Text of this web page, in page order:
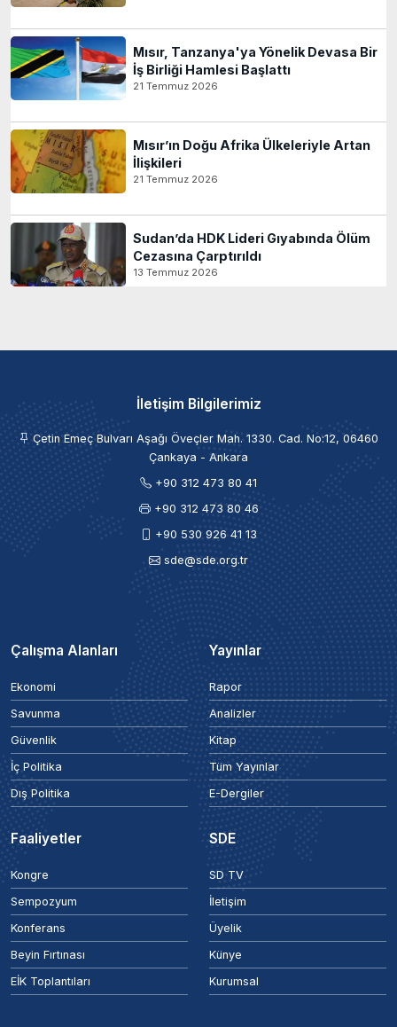
Mısır, Tanzanya'ya Yönelik Devasa Bir
İş Birliği Hamlesi Başlattı
21 Temmuz 2026
Mısır’ın Doğu Afrika Ülkeleriyle Artan
İlişkileri
21 Temmuz 2026
Sudan’da HDK Lideri Gıyabında Ölüm
Cezasına Çarptırıldı
13 Temmuz 2026
İletişim Bilgilerimiz
Çetin Emeç Bulvarı Aşağı Öveçler Mah. 1330. Cad. No:12, 06460
Çankaya - Ankara
+90 312 473 80 41
+90 312 473 80 46
+90 530 926 41 13
sde@sde.org.tr
Çalışma Alanları
Ekonomi
Savunma
Güvenlik
İç Politika
Dış Politika
Yayınlar
Rapor
Analizler
Kitap
Tüm Yayınlar
E-Dergiler
Faaliyetler
Kongre
Sempozyum
Konferans
Beyin Fırtınası
EİK Toplantıları
SDE
SD TV
İletişim
Üyelik
Künye
Kurumsal